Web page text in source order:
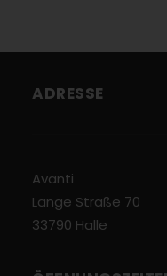
ADRESSE
Avanti
Lange Straße 70
33790 Halle